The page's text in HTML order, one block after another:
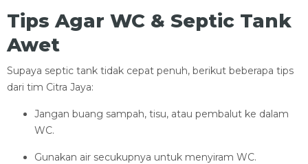
Tips Agar WC & Septic Tank
Awet
Supaya septic tank tidak cepat penuh, berikut beberapa tips
dari tim Citra Jaya:
Jangan buang sampah, tisu, atau pembalut ke dalam
WC.
Gunakan air secukupnya untuk menyiram WC.